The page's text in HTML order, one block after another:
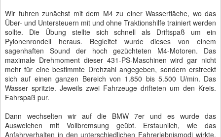
Wir fuhren zunächst mit dem M4 zu einer Wasserfläche, wo das
Über- und Untersteuern mit und ohne Traktionshilfe trainiert werden
sollte. Die Übung stellte sich schnell als Driftspaß um ein
Pylonenrondell heraus. Begleitet wurde dieses von einem
sagenhaften Sound der hoch gezüchteten M4-Motoren. Das
maximale Drehmoment dieser 431-PS-Maschinen wird gar nicht
mehr für eine bestimmte Drehzahl angegeben, sondern erstreckt
sich auf einen ganzen Bereich von 1.850 bis 5.500 U/min. Das
Wasser spritzte. Jeweils zwei Fahrzeuge drifteten um den Kreis.
Fahrspaß pur.
Dann wechselten wir auf die BMW 7er und es wurde das
Ausweichen mit Vollbremsung geübt. Erstaunlich, wie das
Anfahrverhalten in den unterschiedlichen Fahrerlebnismodi wirkte.